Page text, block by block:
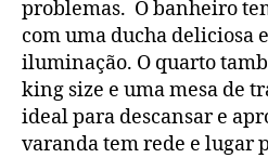
problemas. O banheiro
com uma ducha deliciosa
iluminação. O quarto
king size e uma mesa de
ideal para descansar e
varanda tem rede e lugar